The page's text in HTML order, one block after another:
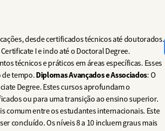
desde certificados técnicos até doutorados.
I e indo até o Doctoral Degree.
técnicos e práticos em áreas específicas. Esses
de tempo. Diplomas Avançados e Associados: O
Degree. Estes cursos aprofundam o
ou para uma transição ao ensino superior.
comum entre os estudantes internacionais. Este
concluído. Os níveis 8 a 10 incluem graus mais